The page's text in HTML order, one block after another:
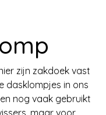
zijn zakdoek vast
dasklompjes in ons
nog vaak gebruikt
maar voor